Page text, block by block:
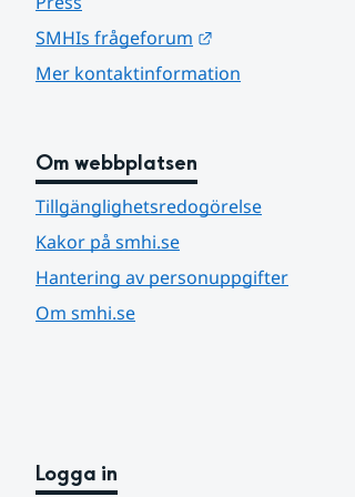
SMHIs frågeforum
Mer kontaktinformation
Om webbplatsen
Tillgänglighetsredogörelse
Kakor på smhi.se
Hantering av personuppgifter
Om smhi.se
Logga in